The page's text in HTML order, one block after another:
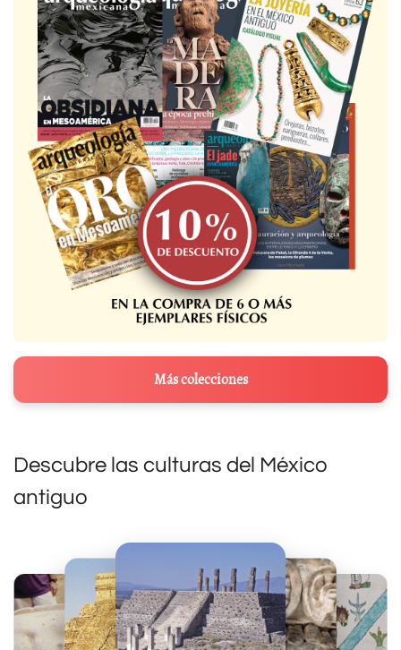
Más colecciones
Descubre las culturas del México
antiguo